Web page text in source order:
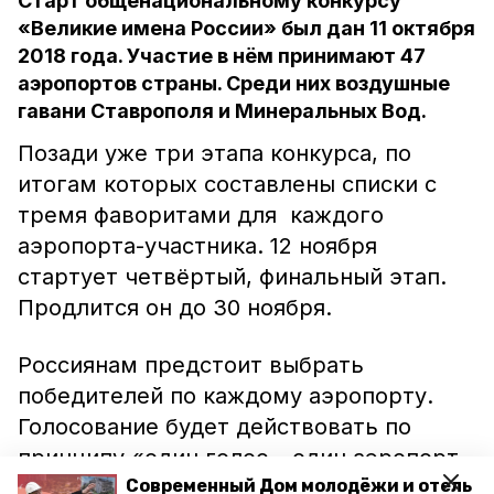
Современный Дом молодёжи и отель
«Великие имена России» был дан 11 октября
2018 года. Участие в нём принимают 47
аэропортов страны. Среди них воздушные
гавани Ставрополя и Минеральных Вод.
Позади уже три этапа конкурса, по
итогам которых составлены списки с
тремя фаворитами для каждого
аэропорта-участника. 12 ноября
стартует четвёртый, финальный этап.
Продлится он до 30 ноября.
Россиянам предстоит выбрать
победителей по каждому аэропорту.
Голосование будет действовать по
принципу «один голос – один аэропорт –
одно имя». Итоги подведут 5 декабря.